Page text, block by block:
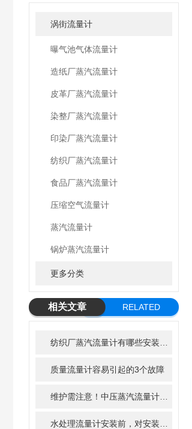
涡街流量计
曝气池气体流量计
造纸厂蒸汽流量计
皮革厂蒸汽流量计
染整厂蒸汽流量计
印染厂蒸汽流量计
纺织厂蒸汽流量计
食品厂蒸汽流量计
压缩空气流量计
蒸汽流量计
锅炉蒸汽流量计
更多分类
相关文章
RELATED
质量流量计容易引起的3个故障